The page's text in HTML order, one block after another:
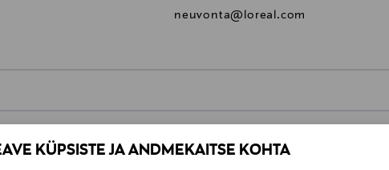
KÜPSISTE JA ANDMEKAITSE KOHTA
neuvonta@loreal.com